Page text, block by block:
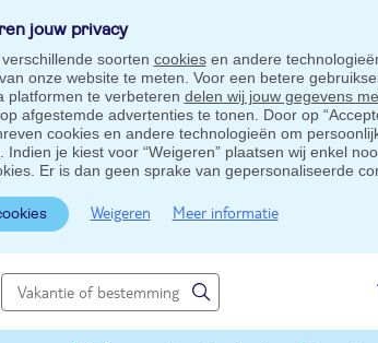
jouw privacy
soorten cookiesen andere
onze website te meten. Voor een betere
platformen te verbeteren delen wij jouw gegevens
afgestemde advertenties te tonen. Door op
cookies en andere technologieën om
. Indien je kiest voor “Weigeren” plaatsen wij enkel
Er is dan geen sprake van gepersonaliseerde
Weigeren Meer informatie